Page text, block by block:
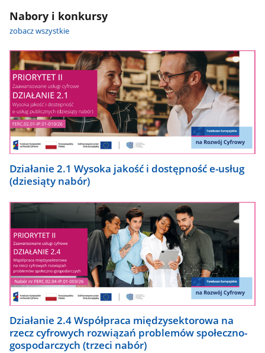
Nabory i konkursy
zobacz wszystkie
Działanie 2.1 Wysoka jakość i dostępność e-usług
(dziesiąty nabór)
Działanie 2.4 Współpraca międzysektorowa na
rzecz cyfrowych rozwiązań problemów społeczno-
gospodarczych (trzeci nabór)